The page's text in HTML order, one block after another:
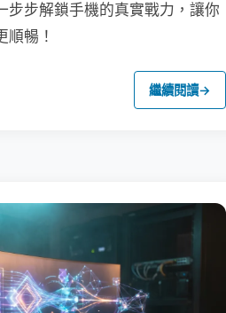
步步解鎖手機的真實戰力，讓你
順暢！
繼續閱讀→